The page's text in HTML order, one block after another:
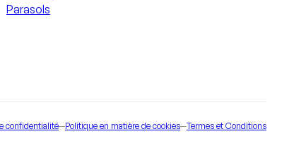
Parasols
confidentialité—Politique en matière de cookies—Termes et Conditions